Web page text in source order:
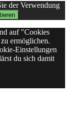
der Verwendung
auf "Cookies
ermöglichen.
Einstellungen
du sich damit